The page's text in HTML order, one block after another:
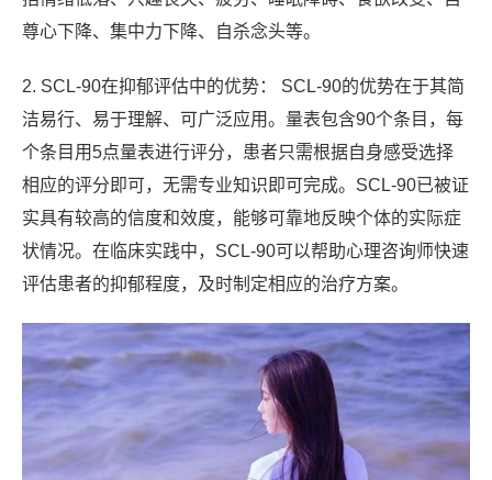
尊心下降、集中力下降、自杀念头等。
2. SCL-90在抑郁评估中的优势： SCL-90的优势在于其简
洁易行、易于理解、可广泛应用。量表包含90个条目，每
个条目用5点量表进行评分，患者只需根据自身感受选择
相应的评分即可，无需专业知识即可完成。SCL-90已被证
实具有较高的信度和效度，能够可靠地反映个体的实际症
状情况。在临床实践中，SCL-90可以帮助心理咨询师快速
评估患者的抑郁程度，及时制定相应的治疗方案。